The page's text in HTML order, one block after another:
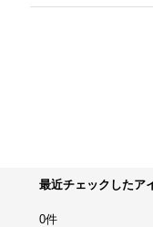
最近チェックしたア
0件